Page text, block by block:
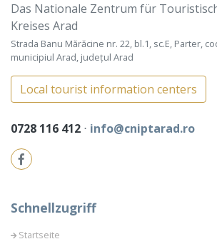
Das Nationale Zentrum für
Kreises Arad
Strada Banu Mărăcine nr. 22, bl.1, sc.E, Parter,
municipiul Arad, județul Arad
Local tourist information centers
0728 116 412 ⋅ info@cniptarad.ro
Schnellzugriff
Startseite